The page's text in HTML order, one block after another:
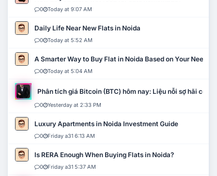
0 Today at 9:07 AM
Daily Life Near New Flats in Noida
0 Today at 5:52 AM
A Smarter Way to Buy Flat in Noida Based on Your Needs
0 Today at 5:04 AM
Phân tích giá Bitcoin (BTC) hôm nay: Liệu nỗi sợ hãi có
0 Yesterday at 2:33 PM
Luxury Apartments in Noida Investment Guide
0 Friday a31 6:13 AM
Is RERA Enough When Buying Flats in Noida?
0 Friday a31 5:37 AM